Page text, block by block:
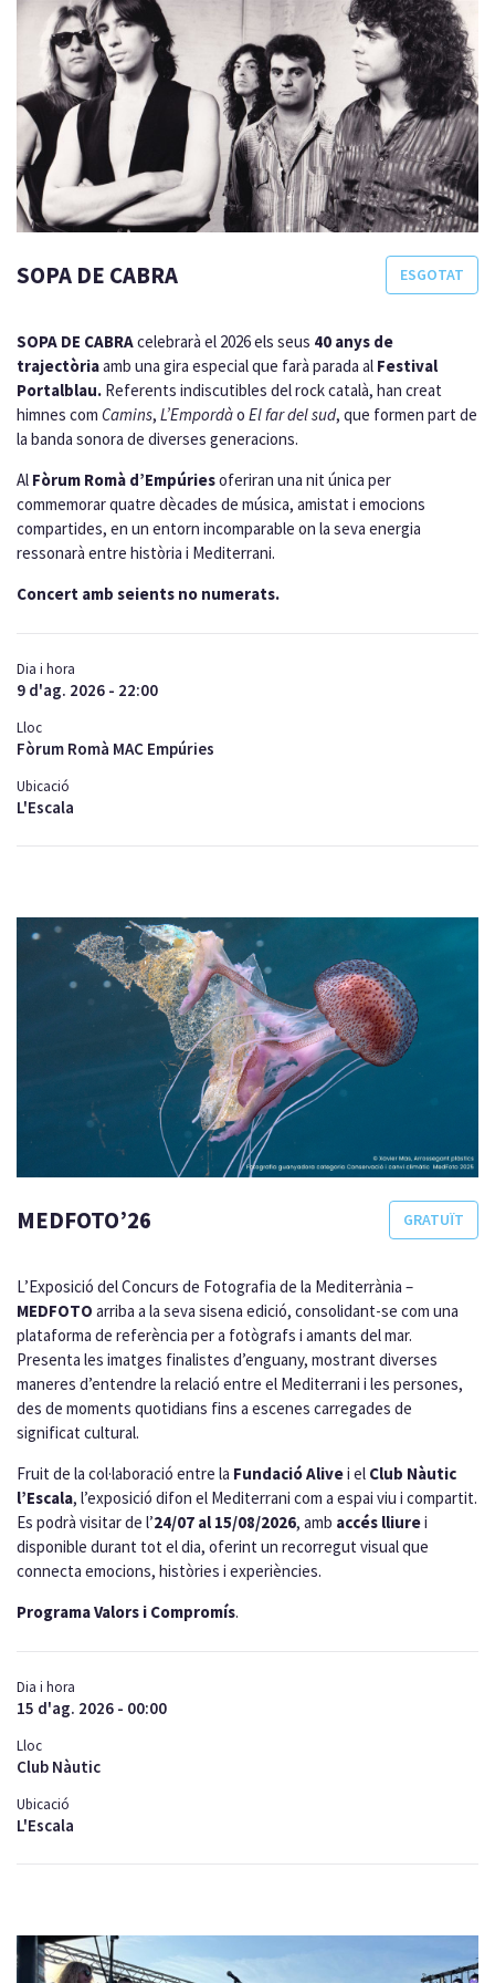
SOPA DE CABRA ESGOTAT
SOPA DE CABRAcelebrarà el 2026 els seus 40 anys de
trajectòriaamb una gira especial que farà parada al Festival
Portalblau. Referents indiscutibles del rock català, han creat
himnes com Camins, L’Empordào El far del sud, que formen part de
la banda sonora de diverses generacions.
Al Fòrum Romà d’Empúriesoferiran una nit única per
commemorar quatre dècades de música, amistat i emocions
compartides, en un entorn incomparable on la seva energia
ressonarà entre història i Mediterrani.
Concert amb seients no numerats.
Dia i hora
9 d'ag. 2026 - 22:00
Lloc
Fòrum Romà MAC Empúries
Ubicació
L'Escala
MEDFOTO’26 GRATUÏT
L’Exposició del Concurs de Fotografia de la Mediterrània –
MEDFOTO arriba a la seva sisena edició, consolidant-se com una
plataforma de referència per a fotògrafs i amants del mar.
Presenta les imatges finalistes d’enguany, mostrant diverses
maneres d’entendre la relació entre el Mediterrani i les persones,
des de moments quotidians fins a escenes carregades de
significat cultural.
Fruit de la col·laboració entre la Fundació Alivei el Club Nàutic
l’Escala, l’exposició difon el Mediterrani com a espai viu i compartit.
Es podrà visitar de l’24/07 al 15/08/2026, amb accés lliurei
disponible durant tot el dia, oferint un recorregut visual que
connecta emocions, històries i experiències.
ProgramaValors i Compromís.
Dia i hora
15 d'ag. 2026 - 00:00
Lloc
Club Nàutic
Ubicació
L'Escala